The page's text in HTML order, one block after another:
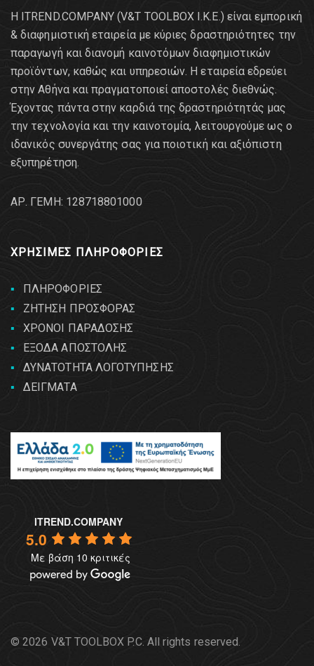
Η ITREND.COMPANY (V&T TOOLBOX Ι.Κ.Ε.) είναι εμπορική
& διαφημιστική εταιρεία με κύριες δραστηριότητες την
παραγωγή και διανομή καινοτόμων διαφημιστικών
προϊόντων, καθώς και υπηρεσιών. Η εταιρεία εδρεύει
στην Αθήνα και πραγματοποιεί αποστολές διεθνώς.
Έχοντας πάντα στην καρδιά της δραστηριότητάς μας
την τεχνολογία και την καινοτομία, λειτουργούμε ως ο
ιδανικός συνεργάτης σας για ποιοτική και αξιόπιστη
εξυπηρέτηση.
AΡ. ΓΕΜΗ: 128718801000
ΧΡΗΣΙΜΕΣ ΠΛΗΡΟΦΟΡΙΕΣ
ΠΛΗΡΟΦΟΡΙΕΣ
ΖΗΤΗΣΗ ΠΡΟΣΦΟΡΑΣ
ΧΡΟΝΟΙ ΠΑΡΑΔΟΣΗΣ
ΕΞΟΔΑ ΑΠΟΣΤΟΛΗΣ
ΔΥΝΑΤΟΤΗΤΑ ΛΟΓΟΤΥΠΗΣΗΣ
ΔΕΙΓΜΑΤΑ
ITREND.COMPANY
5.0
Με βάση 10 κριτικές
© 2026 V&T TOOLBOX P.C. All rights reserved.